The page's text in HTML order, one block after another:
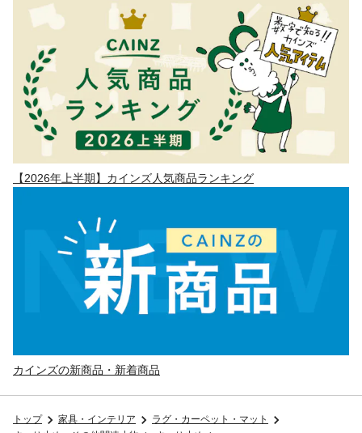
【2026年上半期】カインズ人気商品ランキング
カインズの新商品・新着商品
トップ 家具・インテリア
ラグ・カーペット・マット